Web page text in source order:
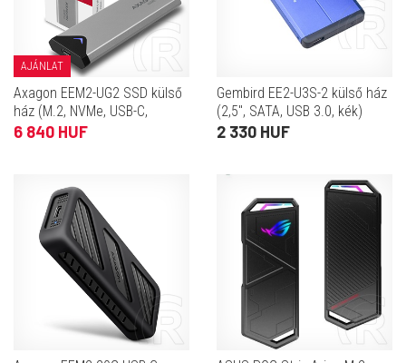
AJÁNLAT
Axagon EEM2-UG2 SSD külső
ház (M.2, NVMe, USB-C,
fekete)
6 840 HUF
Gembird EE2-U3S-2 külső ház
(2,5", SATA, USB 3.0, kék)
2 330 HUF